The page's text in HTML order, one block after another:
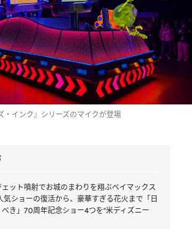
・インク』シリーズのマイクが登場
ェット噴射でお城のまわりを翔ぶベイマックス
気ショーの復活から、豪華すぎる花火まで「日
き」70周年記念ショー4つを“米ディズニー